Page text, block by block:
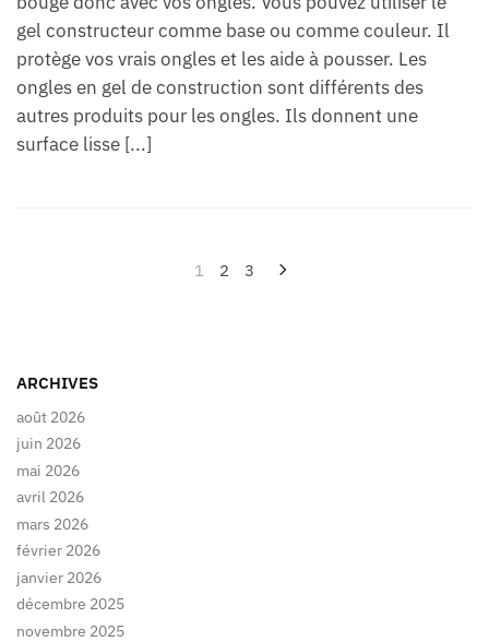
gel constructeur comme base ou comme couleur. Il
protège vos vrais ongles et les aide à pousser. Les
ongles en gel de construction sont différents des
autres produits pour les ongles. Ils donnent une
surface lisse [...]
1 2 3
ARCHIVES
août 2026
juin 2026
mai 2026
avril 2026
mars 2026
février 2026
janvier 2026
décembre 2025
novembre 2025